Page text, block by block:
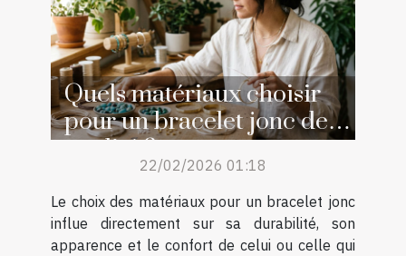
Quels matériaux choisir
pour un bracelet jonc de
qualité ?
22/02/2026 01:18
Le choix des matériaux pour un bracelet jonc
influe directement sur sa durabilité, son
apparence et le confort de celui ou celle qui